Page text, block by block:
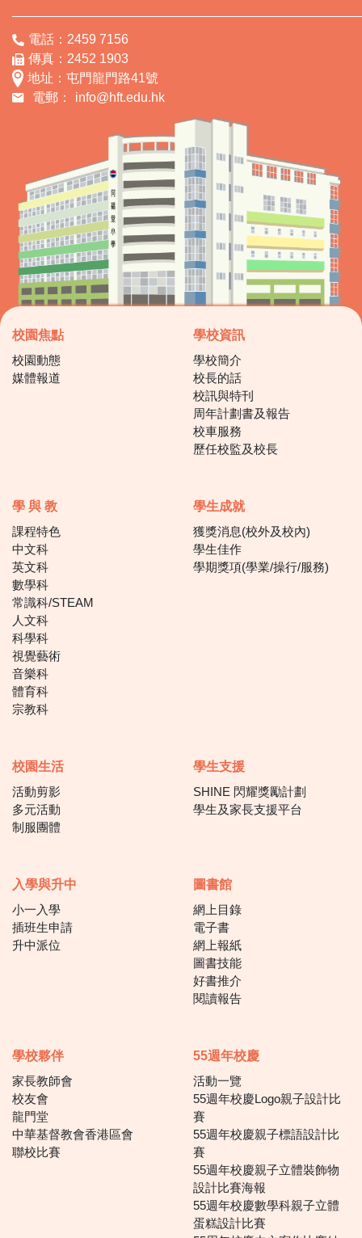
電話：2459 7156
傳真：2452 1903
地址：屯門龍門路41號
電郵：
info@hft.edu.hk
校園焦點
校園動態
媒體報道
學校資訊
學校簡介
校長的話
校訊與特刊
周年計劃書及報告
校車服務
歷任校監及校長
學 與 教
課程特色
中文科
英文科
數學科
常識科/STEAM
人文科
科學科
視覺藝術
音樂科
體育科
宗教科
學生成就
獲獎消息(校外及校內)
學生佳作
學期獎項(學業/操行/服務)
校園生活
活動剪影
多元活動
制服團體
學生支援
SHINE 閃耀獎勵計劃
學生及家長支援平台
入學與升中
小一入學
插班生申請
升中派位
圖書館
網上目錄
電子書
網上報紙
圖書技能
好書推介
閱讀報告
學校夥伴
家長教師會
校友會
龍門堂
中華基督教會香港區會
聯校比賽
55週年校慶
活動一覽
55週年校慶Logo親子設計比
賽
55週年校慶親子標語設計比
賽
55週年校慶親子立體裝飾物
設計比賽海報
55週年校慶數學科親子立體
蛋糕設計比賽